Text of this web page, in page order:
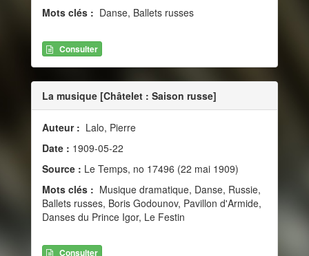
Mots clés : Danse, Ballets russes
Consulter
La musique [Châtelet : Saison russe]
Auteur : Lalo, Pierre
Date : 1909-05-22
Source : Le Temps, no 17496 (22 mai 1909)
Mots clés : Musique dramatique, Danse, Russie,
Ballets russes, Boris Godounov, Pavillon d'Armide,
Danses du Prince Igor, Le Festin
Consulter